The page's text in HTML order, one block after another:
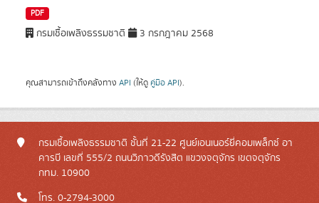
PDF
กรมเชื้อเพลิงธรรมชาติ 3 กรกฎาคม 2568
คุณสามารถเข้าถึงคลังทาง API (ให้ดู คู่มือ API).
กรมเชื้อเพลิงธรรมชาติ ชั้นที่ 21-22 ศูนย์เอนเนอร์ยี่คอมเพล็กซ์ อา
คารบี เลขที่ 555/2 ถนนวิภาวดีรังสิต แขวงจตุจักร เขตจตุจักร
กทม. 10900
โทร. 0-2794-3000